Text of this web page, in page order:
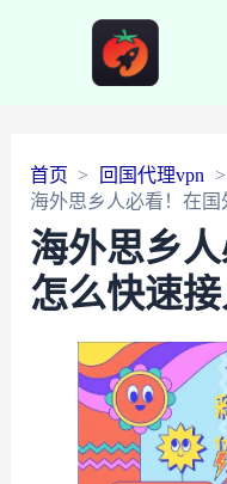
首页
回国代理vpn
海外思乡人必看！在
海外思乡人
怎么快速